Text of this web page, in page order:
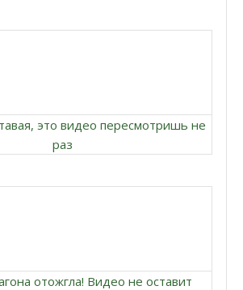
это видео пересмотришь не
раз
отожгла! Видео не оставит